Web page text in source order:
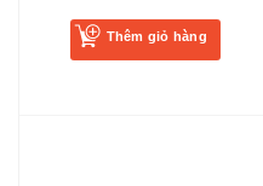
Thêm giỏ hàng